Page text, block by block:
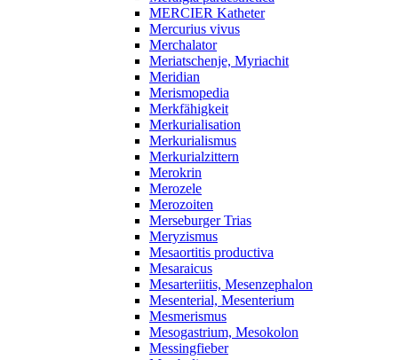
MERCIER Katheter
Mercurius vivus
Merchalator
Meriatschenje, Myriachit
Meridian
Merismopedia
Merkfähigkeit
Merkurialisation
Merkurialismus
Merkurialzittern
Merokrin
Merozele
Merozoiten
Merseburger Trias
Meryzismus
Mesaortitis productiva
Mesaraicus
Mesarteriitis, Mesenzephalon
Mesenterial, Mesenterium
Mesmerismus
Mesogastrium, Mesokolon
Messingfieber